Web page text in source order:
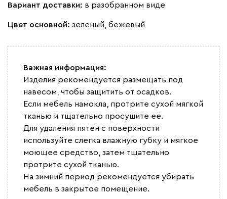
Вариант доставки: в разобранном виде
Цвет основной: зеленый, бежевый
Важная информация:
Изделия рекомендуется размещать под
навесом, чтобы защитить от осадков.
Если мебель намокла, протрите сухой мягкой
тканью и тщательно просушите её.
Для удаления пятен с поверхности
используйте слегка влажную губку и мягкое
моющее средство, затем тщательно
протрите сухой тканью.
На зимний период рекомендуется убирать
мебель в закрытое помещение.